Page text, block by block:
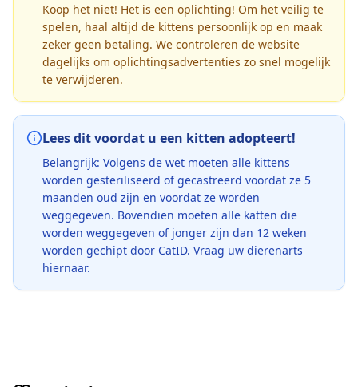
Koop het niet! Het is een oplichting! Om het veilig te
spelen, haal altijd de kittens persoonlijk op en maak
zeker geen betaling. We controleren de website
dagelijks om oplichtingsadvertenties zo snel mogelijk
te verwijderen.
Lees dit voordat u een kitten adopteert!
Belangrijk: Volgens de wet moeten alle kittens
worden gesteriliseerd of gecastreerd voordat ze 5
maanden oud zijn en voordat ze worden
weggegeven. Bovendien moeten alle katten die
worden weggegeven of jonger zijn dan 12 weken
worden gechipt door CatID. Vraag uw dierenarts
hiernaar.